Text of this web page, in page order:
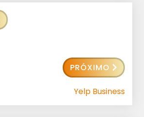
PRÓXIMO
Yelp Business